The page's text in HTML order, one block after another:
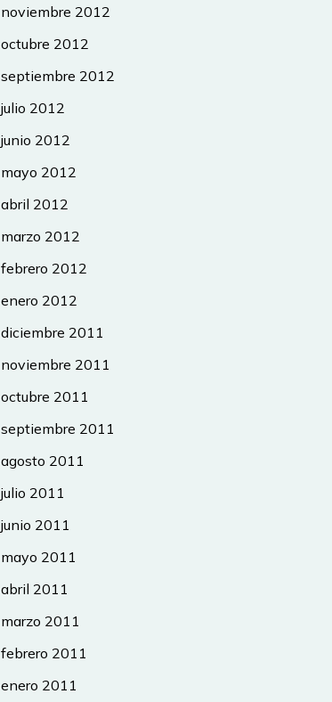
noviembre 2012
octubre 2012
septiembre 2012
julio 2012
junio 2012
mayo 2012
abril 2012
marzo 2012
febrero 2012
enero 2012
diciembre 2011
noviembre 2011
octubre 2011
septiembre 2011
agosto 2011
julio 2011
junio 2011
mayo 2011
abril 2011
marzo 2011
febrero 2011
enero 2011